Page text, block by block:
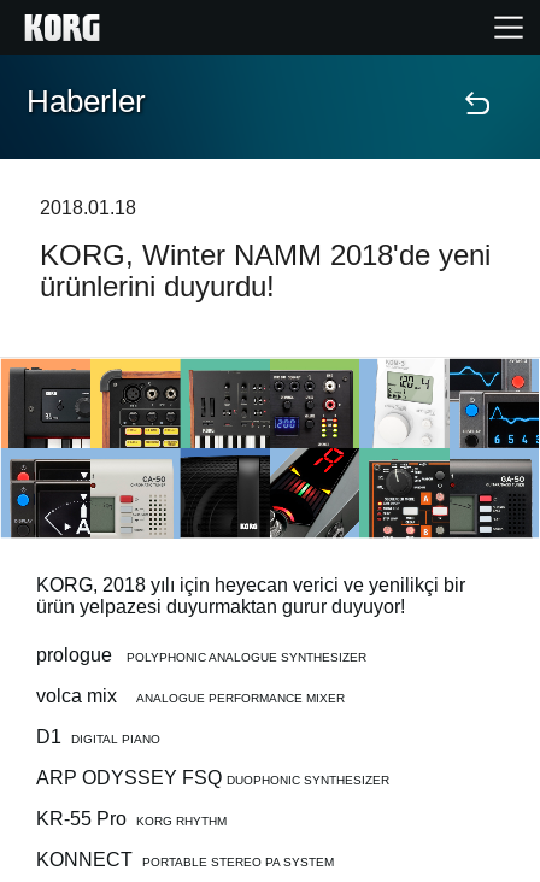
Ana Sayfa
Özellikler
Destek
Mağaza Bulucu
Konum
Sosyal Medya
KORG Hakkında
Haberler
2018.01.18
KORG, Winter NAMM 2018'de yeni
ürünlerini duyurdu!
KORG, 2018 yılı için heyecan verici ve yenilikçi bir
ürün yelpazesi duyurmaktan gurur duyuyor!
prologue POLYPHONIC ANALOGUE SYNTHESIZER
volca mix ANALOGUE PERFORMANCE MIXER
D1 DIGITAL PIANO
ARP ODYSSEY FSQ DUOPHONIC SYNTHESIZER
KR-55 Pro KORG RHYTHM
KONNECT PORTABLE STEREO PA SYSTEM